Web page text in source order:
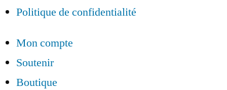
Politique de confidentialité
Mon compte
Soutenir
Boutique